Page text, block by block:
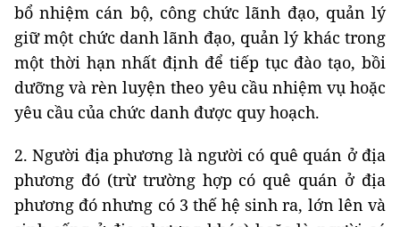
bổ nhiệm cán bộ, công chức lãnh đạo, quản lý
giữ một chức danh lãnh đạo, quản lý khác trong
một thời hạn nhất định để tiếp tục đào tạo, bồi
dưỡng và rèn luyện theo yêu cầu nhiệm vụ hoặc
yêu cầu của chức danh được quy hoạch.
2. Người địa phương là người có quê quán ở địa
phương đó (trừ trường hợp có quê quán ở địa
phương đó nhưng có 3 thế hệ sinh ra, lớn lên và